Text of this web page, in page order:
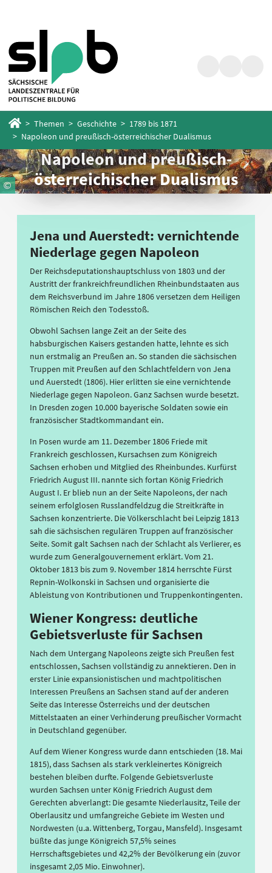
springen
springen
Startseite
Themen Geschichte
1789 bis 1871
Napoleon und preußisch-österreichischer Dualismus
Napoleon und preußisch-
österreichischer Dualismus
Jena und Auerstedt: vernichtende
Niederlage gegen Napoleon
Der Reichsdeputationshauptschluss von 1803 und der
Austritt der frankreichfreundlichen Rheinbundstaaten aus
dem Reichsverbund im Jahre 1806 versetzen dem Heiligen
Römischen Reich den Todesstoß.
Obwohl Sachsen lange Zeit an der Seite des
habsburgischen Kaisers gestanden hatte, lehnte es sich
nun erstmalig an Preußen an. So standen die sächsischen
Truppen mit Preußen auf den Schlachtfeldern von Jena
und Auerstedt (1806). Hier erlitten sie eine vernichtende
Niederlage gegen Napoleon. Ganz Sachsen wurde besetzt.
In Dresden zogen 10.000 bayerische Soldaten sowie ein
französischer Stadtkommandant ein.
In Posen wurde am 11. Dezember 1806 Friede mit
Frankreich geschlossen, Kursachsen zum Königreich
Sachsen erhoben und Mitglied des Rheinbundes. Kurfürst
Friedrich August III. nannte sich fortan König Friedrich
August I. Er blieb nun an der Seite Napoleons, der nach
seinem erfolglosen Russlandfeldzug die Streitkräfte in
Sachsen konzentrierte. Die Völkerschlacht bei Leipzig 1813
sah die sächsischen regulären Truppen auf französischer
Seite. Somit galt Sachsen nach der Schlacht als Verlierer, es
wurde zum Generalgouvernement erklärt. Vom 21.
Oktober 1813 bis zum 9. November 1814 herrschte Fürst
Repnin-Wolkonski in Sachsen und organisierte die
Ableistung von Kontributionen und Truppenkontingenten.
Wiener Kongress: deutliche
Gebietsverluste für Sachsen
Nach dem Untergang Napoleons zeigte sich Preußen fest
entschlossen, Sachsen vollständig zu annektieren. Den in
erster Linie expansionistischen und machtpolitischen
Interessen Preußens an Sachsen stand auf der anderen
Seite das Interesse Österreichs und der deutschen
Mittelstaaten an einer Verhinderung preußischer Vormacht
in Deutschland gegenüber.
Auf dem Wiener Kongress wurde dann entschieden (18. Mai
1815), dass Sachsen als stark verkleinertes Königreich
bestehen bleiben durfte. Folgende Gebietsverluste
wurden Sachsen unter König Friedrich August dem
Gerechten abverlangt: Die gesamte Niederlausitz, Teile der
Oberlausitz und umfangreiche Gebiete im Westen und
Nordwesten (u.a. Wittenberg, Torgau, Mansfeld). Insgesamt
büßte das junge Königreich 57,5% seines
Herrschaftsgebietes und 42,2% der Bevölkerung ein (zuvor
insgesamt 2,05 Mio. Einwohner).